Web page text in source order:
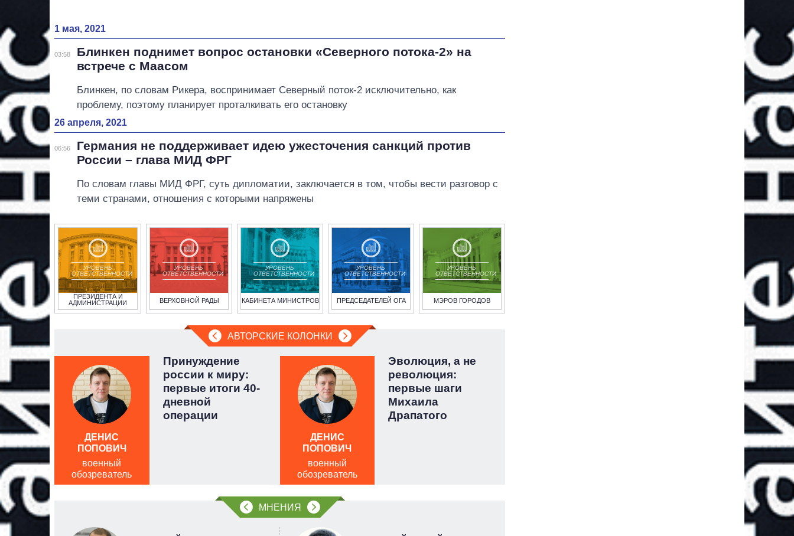
1 мая, 2021
03:58
Блинкен поднимет вопрос остановки «Северного потока-2» на
встрече с Маасом
Блинкен, по словам Рикера, воспринимает Северный поток-2 исключительно, как
проблему, поэтому планирует проталкивать его остановку
26 апреля, 2021
06:56
Германия не поддерживает идею ужесточения санкций против
России – глава МИД ФРГ
По словам главы МИД ФРГ, суть дипломатии, заключается в том, чтобы вести разговор с
теми странами, отношения с которыми напряжены
УРОВЕНЬ
ОТВЕТСТВЕННОСТИ
ПРЕЗИДЕНТА И
АДМИНИСТРАЦИИ
УРОВЕНЬ
ОТВЕТСТВЕННОСТИ
ВЕРХОВНОЙ РАДЫ
УРОВЕНЬ
ОТВЕТСТВЕННОСТИ
КАБИНЕТА МИНИСТРОВ
УРОВЕНЬ
ОТВЕТСТВЕННОСТИ
ПРЕДСЕДАТЕЛЕЙ ОГА
УРОВЕНЬ
ОТВЕТСТВЕННОСТИ
МЭРОВ ГОРОДОВ
АВТОРСКИЕ КОЛОНКИ
Принуждение
россии к миру:
первые итоги 40-
дневной
операции
ДЕНИС
ПОПОВИЧ
военный
обозреватель
Эволюция, а не
революция:
первые шаги
Михаила
Драпатого
ДЕНИС
ПОПОВИЧ
военный
обозреватель
МНЕНИЯ